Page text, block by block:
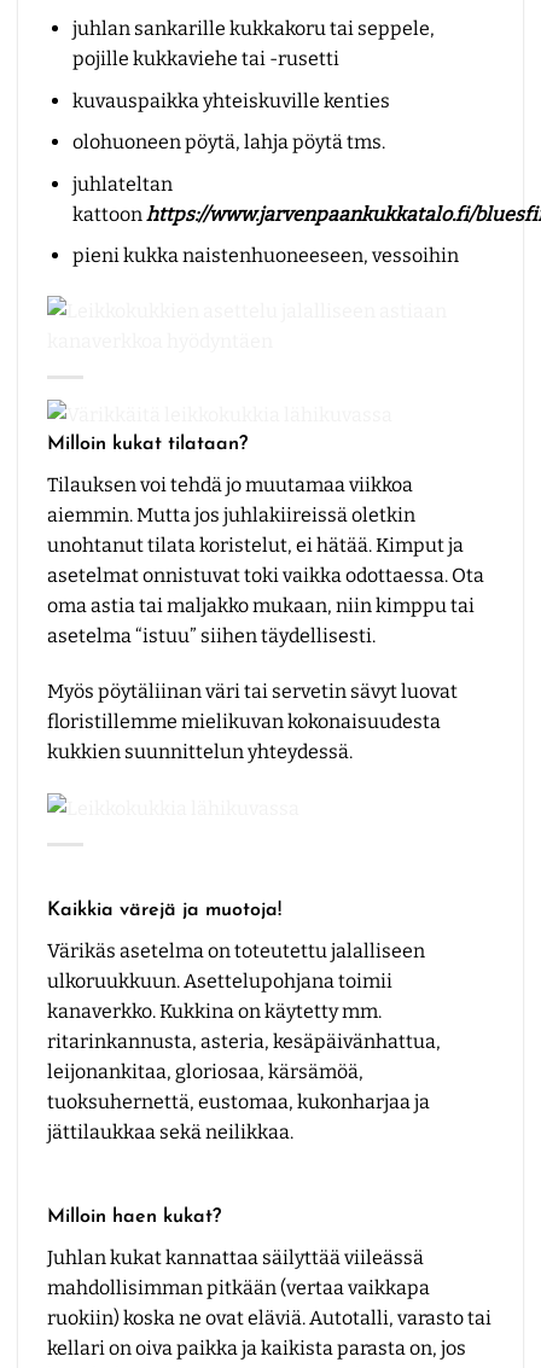
juhlan sankarille kukkakoru tai seppele,
pojille kukkaviehe tai -rusetti
kuvauspaikka yhteiskuville kenties
olohuoneen pöytä, lahja pöytä tms.
juhlateltan
kattoon https://www.jarvenpaankukkatalo.fi/
pieni kukka naistenhuoneeseen, vessoihin
Milloin kukat tilataan?
Tilauksen voi tehdä jo muutamaa viikkoa
aiemmin. Mutta jos juhlakiireissä oletkin
unohtanut tilata koristelut, ei hätää. Kimput ja
asetelmat onnistuvat toki vaikka odottaessa. Ota
oma astia tai maljakko mukaan, niin kimppu tai
asetelma “istuu” siihen täydellisesti.
Myös pöytäliinan väri tai servetin sävyt luovat
floristillemme mielikuvan kokonaisuudesta
kukkien suunnittelun yhteydessä.
Kaikkia värejä ja muotoja!
Värikäs asetelma on toteutettu jalalliseen
ulkoruukkuun. Asettelupohjana toimii
kanaverkko. Kukkina on käytetty mm.
ritarinkannusta, asteria, kesäpäivänhattua,
leijonankitaa, gloriosaa, kärsämöä,
tuoksuhernettä, eustomaa, kukonharjaa ja
jättilaukkaa sekä neilikkaa.
Milloin haen kukat?
Juhlan kukat kannattaa säilyttää viileässä
mahdollisimman pitkään (vertaa vaikkapa
ruokiin) koska ne ovat eläviä. Autotalli, varasto tai
kellari on oiva paikka ja kaikista parasta on, jos